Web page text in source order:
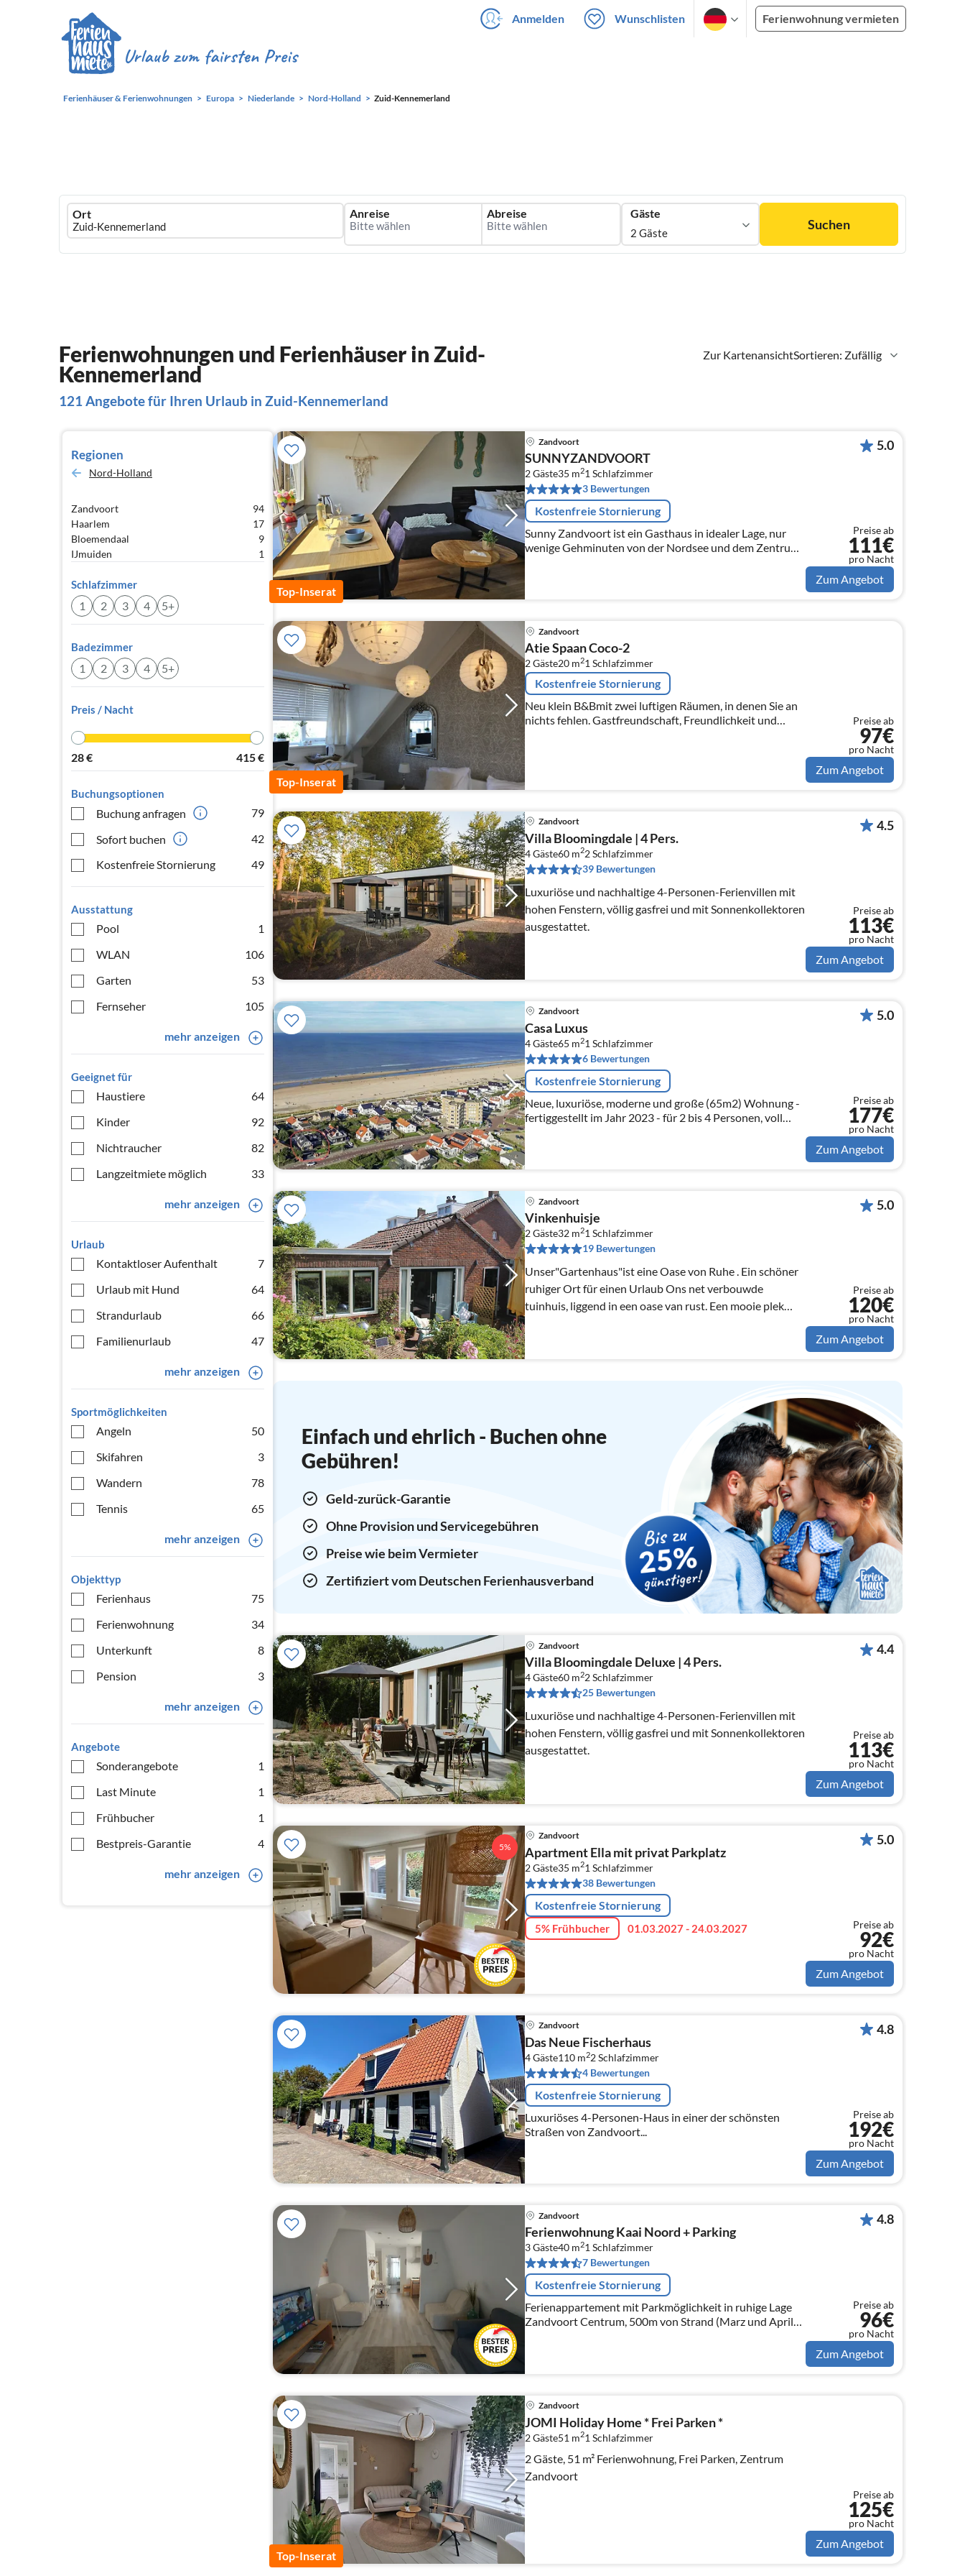
Anmelden Wunschlisten Ferienwohnung vermieten
Ferienhäuser & Ferienwohnungen Europa Niederlande Nord-Holland Zuid-Kennemerland
Ferienhausmiete
logo
Ort Anreise Abreise Gäste
2 Gäste
Suchen
Zur KartenansichtSortieren: Zufällig
Ferienwohnungen und Ferienhäuser in Zuid-
Kennemerland
121 Angebote für Ihren Urlaub in Zuid-Kennemerland
Regionen
Nord-Holland
Zandvoort
94
Haarlem
17
Bloemendaal
9
IJmuiden
1
Schlafzimmer
1 2 3 4 5+
Badezimmer
1 2 3 4 5+
Preis / Nacht
28€ 415€
Buchungsoptionen
Buchung anfragen
79
Sofort buchen
42
Kostenfreie Stornierung
49
Ausstattung
Pool
1
WLAN
106
Garten
53
Fernseher
105
mehr anzeigen
Geeignet für
Haustiere
64
Kinder
92
Nichtraucher
82
Langzeitmiete möglich
33
mehr anzeigen
Urlaub
Kontaktloser Aufenthalt
7
Urlaub mit Hund
64
Strandurlaub
66
Familienurlaub
47
mehr anzeigen
Sportmöglichkeiten
Angeln
50
Skifahren
3
Wandern
78
Tennis
65
mehr anzeigen
Objekttyp
Ferienhaus
75
Ferienwohnung
34
Unterkunft
8
Pension
3
mehr anzeigen
Angebote
Sonderangebote
1
Last Minute
1
Frühbucher
1
Bestpreis-Garantie
4
mehr anzeigen
Top-Inserat
Zandvoort
SUNNYZANDVOORT
2 Gäste35 m21 Schlafzimmer
3 Bewertungen
Kostenfreie Stornierung
Sunny Zandvoort ist ein Gasthaus in idealer Lage, nur
wenige Gehminuten von der Nordsee und dem Zentrum
von Zandvoort
5.0
Preise ab
111€
pro Nacht
Zum Angebot
Top-Inserat
Zandvoort
Atie Spaan Coco-2
2 Gäste20 m21 Schlafzimmer
Kostenfreie Stornierung
Neu klein B&Bmit zwei luftigen Räumen, in denen Sie an
nichts fehlen. Gastfreundschaft, Freundlichkeit und
Preise ab
97€
pro Nacht
Zum Angebot
Zandvoort
Villa Bloomingdale | 4 Pers.
4 Gäste60 m22Schlafzimmer
39 Bewertungen
Luxuriöse und nachhaltige 4-Personen-Ferienvillen mit
hohen Fenstern, völlig gasfrei und mit Sonnenkollektoren
ausgestattet.
4.5
Preise ab
113€
pro Nacht
Zum Angebot
Zandvoort
Casa Luxus
4 Gäste65 m21 Schlafzimmer
6 Bewertungen
Kostenfreie Stornierung
Neue, luxuriöse, moderne und große (65m2) Wohnung -
fertiggestellt im Jahr 2023 - für 2 bis 4 Personen, voll
ausgestattet, nur 2 Minuten zu Fuß vom Strand und den
Dünen entfernt.
5.0
Preise ab
177€
pro Nacht
Zum Angebot
Zandvoort
Vinkenhuisje
2 Gäste32 m21 Schlafzimmer
19 Bewertungen
Unser"Gartenhaus"ist eine Oase von Ruhe . Ein schöner
ruhiger Ort für einen Urlaub Ons net verbouwde
tuinhuis, liggend in een oase van rust. Een mooie plek
voor een vakantie
5.0
Preise ab
120€
pro Nacht
Zum Angebot
Einfach und ehrlich - Buchen ohne
Gebühren!
Geld-zurück-Garantie
Ohne Provision und Servicegebühren
Preise wie beim Vermieter
Zertifiziert vom Deutschen Ferienhausverband
Zandvoort
Villa Bloomingdale Deluxe | 4 Pers.
4 Gäste60 m22Schlafzimmer
25 Bewertungen
Luxuriöse und nachhaltige 4-Personen-Ferienvillen mit
hohen Fenstern, völlig gasfrei und mit Sonnenkollektoren
ausgestattet.
4.4
Preise ab
113€
pro Nacht
Zum Angebot
5%
Zandvoort
Apartment Ella mit privat Parkplatz
2 Gäste35 m21 Schlafzimmer
38 Bewertungen
Kostenfreie Stornierung
5% Frühbucher 01.03.2027 - 24.03.2027
5.0
Preise ab
92€
pro Nacht
Zum Angebot
Zandvoort
Das Neue Fischerhaus
4 Gäste110 m22Schlafzimmer
4 Bewertungen
Kostenfreie Stornierung
Luxuriöses 4-Personen-Haus in einer der schönsten
Straßen von Zandvoort...
4.8
Preise ab
192€
pro Nacht
Zum Angebot
Zandvoort
Ferienwohnung Kaai Noord + Parking
3 Gäste40 m21 Schlafzimmer
7 Bewertungen
Kostenfreie Stornierung
Ferienappartement mit Parkmöglichkeit in ruhige Lage
Zandvoort Centrum, 500m von Strand (Marz und April
4.8
Preise ab
96€
pro Nacht
Zum Angebot
Top-Inserat
Zandvoort
JOMI Holiday Home * Frei Parken *
2 Gäste51 m21 Schlafzimmer
2 Gäste, 51 m² Ferienwohnung, Frei Parken, Zentrum
Zandvoort
Preise ab
125€
pro Nacht
Zum Angebot